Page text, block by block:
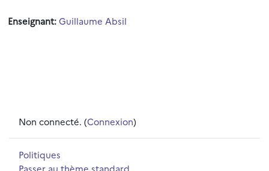
Enseignant:Guillaume Absil
Non connecté. (Connexion)
Politiques
Passer au thème standard